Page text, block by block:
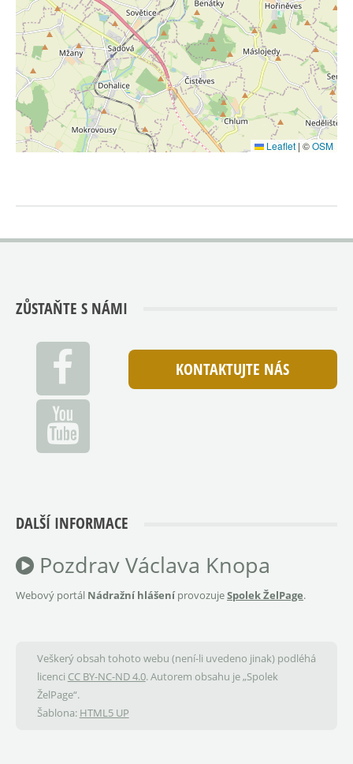
Leaflet | ©OSM
ZŮSTAŇTE S NÁMI
KONTAKTUJTE NÁS
DALŠÍ INFORMACE
Pozdrav Václava Knopa
Webový portál Nádražní hlášeníprovozujeSpolek ŽelPage.
Veškerý obsah tohoto webu (není-li uvedeno jinak) podléhá
licenci CC BY-NC-ND 4.0. Autorem obsahu je „Spolek
ŽelPage“.
Šablona: HTML5 UP